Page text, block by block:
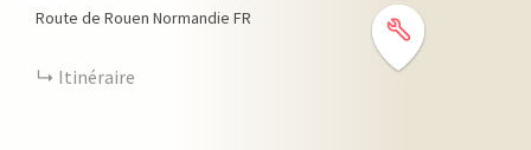
Route de Rouen Normandie FR
Itinéraire